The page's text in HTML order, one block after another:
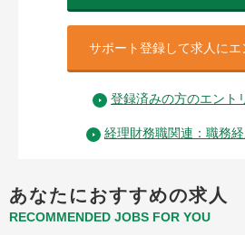
サポート登録して求人にエ
登録済みの方のエント
経理財務職関連：職務
あなたにおすすめの求人
RECOMMENDED JOBS FOR YOU